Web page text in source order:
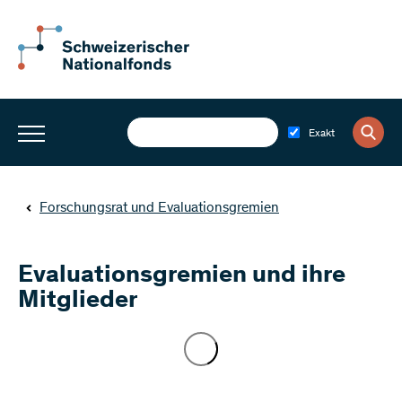
Exakt
Forschungsrat und Evaluationsgremien
Evaluationsgremien und ihre
Mitglieder